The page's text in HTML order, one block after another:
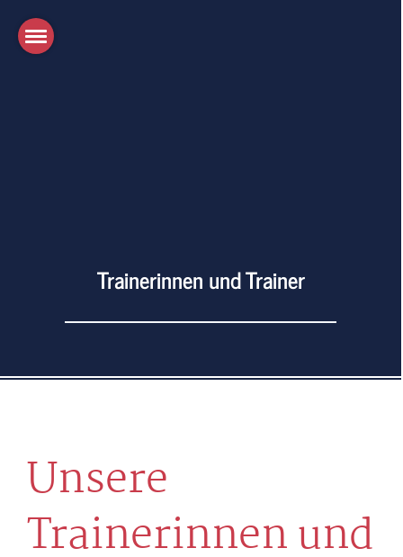
Trainerinnen und Trainer
Unsere
Trainerinnen und